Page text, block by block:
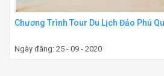
Chương Trình Tour Du Lịch Đảo Phú
Ngày đăng: 25 - 09 - 2020